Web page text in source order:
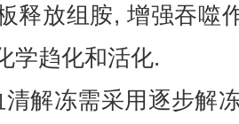
释放组胺, 增强吞噬
学趋化和活化.
清解冻需采用逐步